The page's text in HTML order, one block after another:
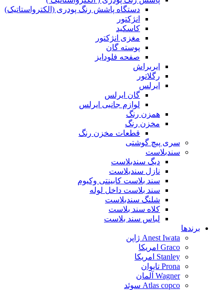
دستگاه پاشش رنگ پودری (الکترواستاتیک)
انژکتور
کاسکید
مغزی انژکتور
پوسته گان
صفحه فلودایز
ایربراش
رگلاتور
ایرلس
گان ایرلس
لوازم جانبی ایرلس
همزن رنگ
مخزن رنگ
قطعات مخزن رنگ
سری پیچ گوشتی
سندبلاست
دیگ سندبلاست
نازل سندبلاست
سند بلاست کابینتی وکیوم
سند بلاست داخل لوله
شلنگ سندبلاست
کلاه سند بلاست
لباس سند بلاست
برندها
Anest Iwata ژاپن
Graco امریکا
Stanley امریکا
Prona تایوان
Wagner آلمان
Atlas copco سوئد